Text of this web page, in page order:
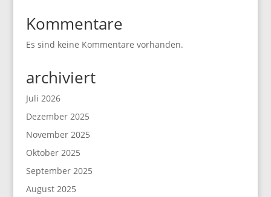
Kommentare
Es sind keine Kommentare vorhanden.
archiviert
Juli 2026
Dezember 2025
November 2025
Oktober 2025
September 2025
August 2025